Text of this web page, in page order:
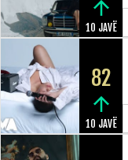
10 JAVË
82
10 JAVË